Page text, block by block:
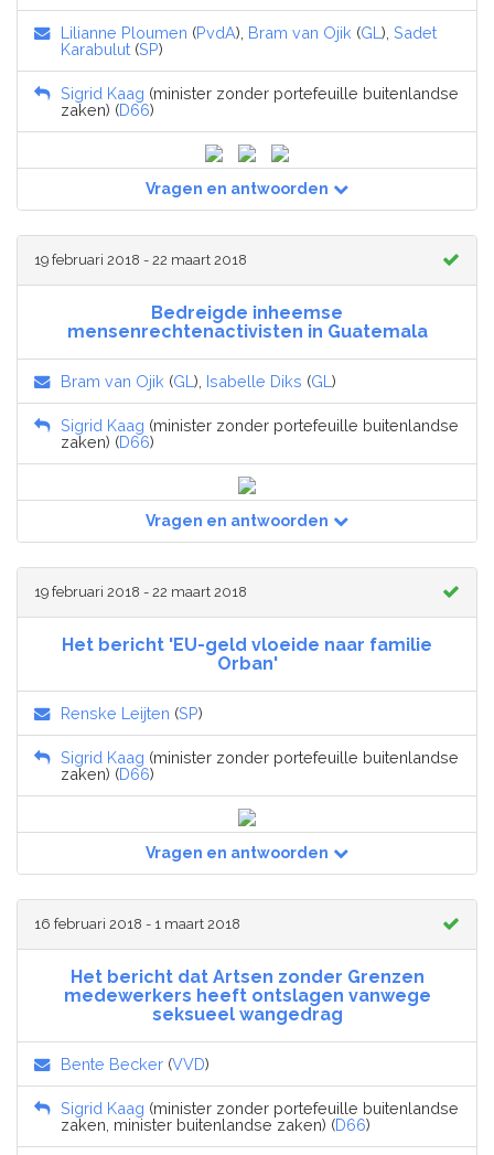
Lilianne Ploumen (PvdA), Bram van Ojik (GL ), Sadet
Karabulut (SP)
Sigrid Kaag (minister zonder portefeuille buitenlandse
zaken) (D66)
Vragen en antwoorden
19 februari 2018 - 22 maart 2018
Bedreigde inheemse
mensenrechtenactivisten in Guatemala
Bram van Ojik (GL ), Isabelle Diks (GL )
Sigrid Kaag (minister zonder portefeuille buitenlandse
zaken) (D66)
Vragen en antwoorden
19 februari 2018 - 22 maart 2018
Het bericht 'EU-geld vloeide naar familie
Orban'
Renske Leijten (SP)
Sigrid Kaag (minister zonder portefeuille buitenlandse
zaken) (D66)
Vragen en antwoorden
16 februari 2018 - 1 maart 2018
Het bericht dat Artsen zonder Grenzen
medewerkers heeft ontslagen vanwege
seksueel wangedrag
Bente Becker (VVD)
Sigrid Kaag (minister zonder portefeuille buitenlandse
zaken, minister buitenlandse zaken) (D66)